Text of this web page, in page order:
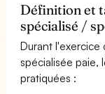
Définition et
spécialisé /
Durant l'exercice
spécialisée paie,
pratiquées :